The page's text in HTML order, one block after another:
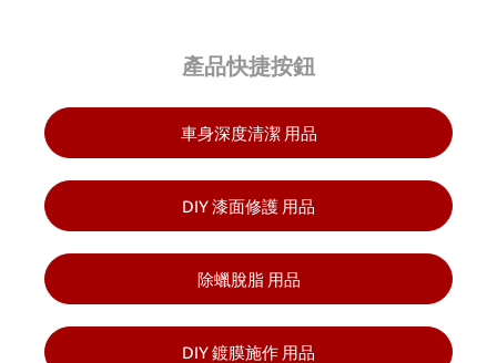
產品快捷按鈕
車身深度清潔用品
DIY 漆面修護 用品
除蠟脫脂用品
DIY 鍍膜施作 用品